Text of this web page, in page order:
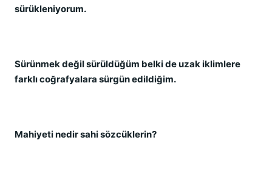
sürükleniyorum.
Sürünmek değil sürüldüğüm belki de uzak iklimlere
farklı coğrafyalara sürgün edildiğim.
Mahiyeti nedir sahi sözcüklerin?